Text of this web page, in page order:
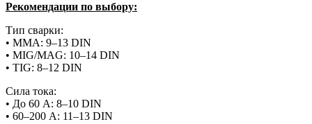
Рекомендации по выбору:
Тип сварки:
• MMA: 9–13 DIN
• MIG/MAG: 10–14 DIN
• TIG: 8–12 DIN
Сила тока:
• До 60 А: 8–10 DIN
• 60–200 А: 11–13 DIN